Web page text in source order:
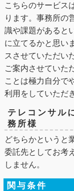
こちらのサービス
ります。事務所の
識や課題があると
に立てるかと思い
スさせていただい
ご案内させていた
ことは極力自分で
利用をしていただ
テレコンサル
務所様
どちらかというと
委託先としてお考
しません。
関与条件